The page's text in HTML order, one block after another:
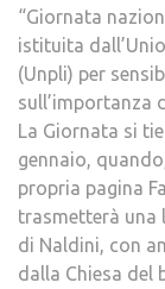
“Giornata
istituita
(Unpli) per
sull’importanza
La Giornata si
gennaio,
propria pagina
trasmetterà una
di Naldini, con
dalla Chiesa del